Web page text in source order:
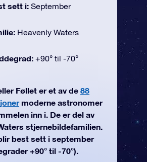
sett i: September
Heavenly Waters
+90° til -70°
Føllet er et av de 88
moderne astronomer
inn i. De er del av
stjernebildefamilien.
best sett i september
+90° til -70°).